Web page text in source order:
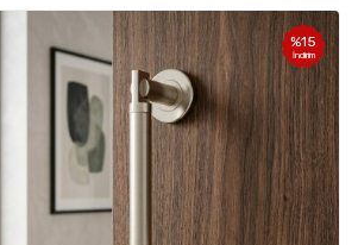
%15
İndirim